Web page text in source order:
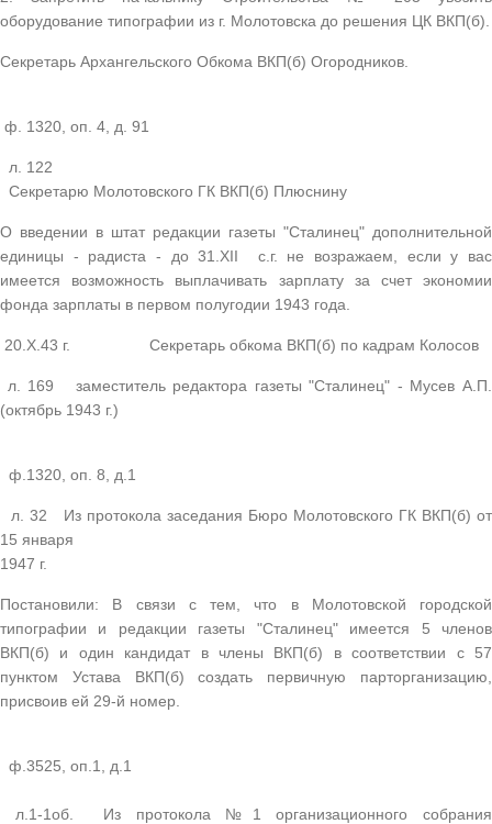
оборудование типографии из г. Молотовска до решения ЦК ВКП(б).
Секретарь Архангельского Обкома ВКП(б) Огородников.
ф. 1320, оп. 4, д. 91
л. 122
Секретарю Молотовского ГК ВКП(б) Плюснину
О введении в штат редакции газеты "Сталинец" дополнительной
единицы - радиста - до 31.XII с.г. не возражаем, если у вас
имеется возможность выплачивать зарплату за счет экономии
фонда зарплаты в первом полугодии 1943 года.
20.X.43 г. Секретарь обкома ВКП(б) по кадрам Колосов
л. 169 заместитель редактора газеты "Сталинец" - Мусев А.П.
(октябрь 1943 г.)
ф.1320, оп. 8, д.1
л. 32 Из протокола заседания Бюро Молотовского ГК ВКП(б) от
15 января
1947 г.
Постановили: В связи с тем, что в Молотовской городской
типографии и редакции газеты "Сталинец" имеется 5 членов
ВКП(б) и один кандидат в члены ВКП(б) в соответствии с 57
пунктом Устава ВКП(б) создать первичную парторганизацию,
присвоив ей 29-й номер.
ф.3525, оп.1, д.1
л.1-1об. Из протокола №1 организационного собрания